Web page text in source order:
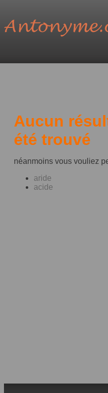
Aucun
été trouvé
néanmoins vous vouliez
aride
acide